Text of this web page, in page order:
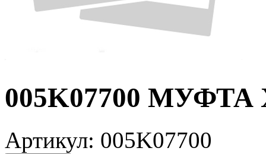
005K07700 МУФТА
Артикул: 005K07700